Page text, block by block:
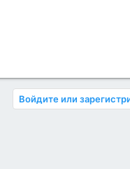
Войдите или